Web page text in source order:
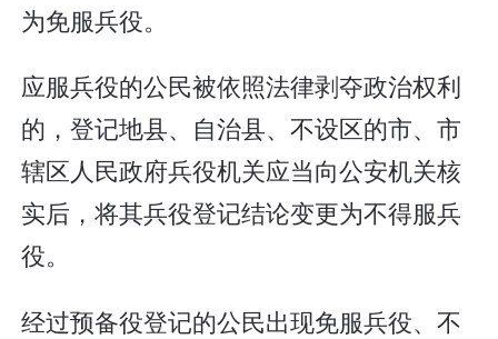
为免服兵役。
应服兵役的公民被依照法律剥夺政治权利
的，登记地县、自治县、不设区的市、市
辖区人民政府兵役机关应当向公安机关核
实后，将其兵役登记结论变更为不得服兵
役。
经过预备役登记的公民出现免服兵役、不